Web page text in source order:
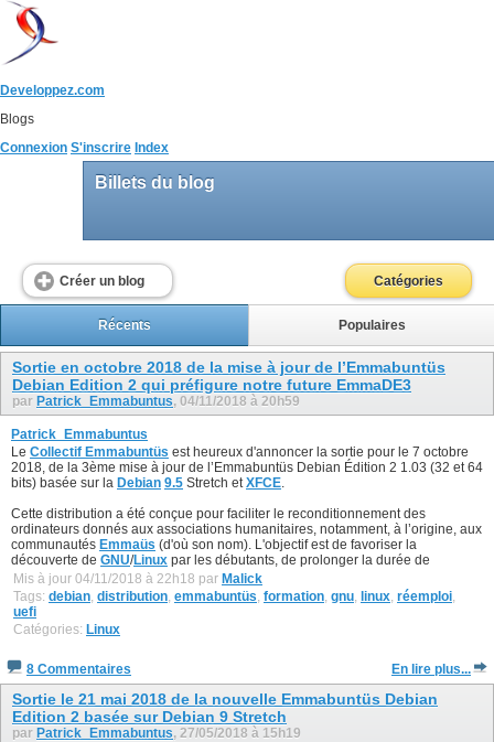
Developpez.com
Blogs
Connexion S'inscrire Index
Billets du blog
Créer un blog Catégories
Récents Populaires
Sortie en octobre 2018 de la mise à jour de l’Emmabuntüs
Debian Edition 2 qui préfigure notre future EmmaDE3
par Patrick_Emmabuntus, 04/11/2018 à 20h59
Patrick_Emmabuntus
Le Collectif Emmabuntüs est heureux d'annoncer la sortie pour le 7 octobre
2018, de la 3ème mise à jour de l’Emmabuntüs Debian Édition 2 1.03 (32 et 64
bits) basée sur la Debian 9.5 Stretch etXFCE.
Cette distribution a été conçue pour faciliter le reconditionnement des
ordinateurs donnés aux associations humanitaires, notamment, à l’origine, aux
communautés Emmaüs (d'où son nom). L'objectif est de favoriser la
découverte de GNU/Linux par les débutants, de prolonger la durée de
Mis à jour 04/11/2018 à 22h18 par Malick
Tags: debian distribution emmabuntüs formation gnu linux réemploi
uefi
Catégories: Linux
8 Commentaires En lire plus...
Sortie le 21 mai 2018 de la nouvelle Emmabuntüs Debian
Edition 2 basée sur Debian 9 Stretch
par Patrick_Emmabuntus, 27/05/2018 à 15h19